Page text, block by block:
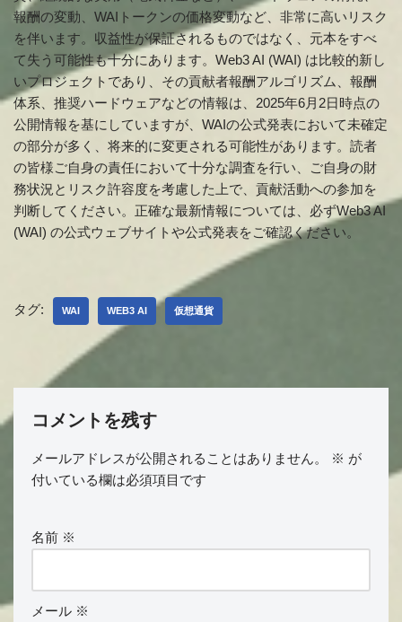
報酬の変動、WAIトークンの価格変動など、非常に高いリスク
を伴います。収益性が保証されるものではなく、元本をすべ
て失う可能性も十分にあります。Web3 AI (WAI) は比較的新し
いプロジェクトであり、その貢献者報酬アルゴリズム、報酬
体系、推奨ハードウェアなどの情報は、2025年6月2日時点の
公開情報を基にしていますが、WAIの公式発表において未確定
の部分が多く、将来的に変更される可能性があります。読者
の皆様ご自身の責任において十分な調査を行い、ご自身の財
務状況とリスク許容度を考慮した上で、貢献活動への参加を
判断してください。正確な最新情報については、必ずWeb3 AI
(WAI) の公式ウェブサイトや公式発表をご確認ください。
タグ: WAI WEB3 AI 仮想通貨
コメントを残す
メールアドレスが公開されることはありません。 ※ が
付いている欄は必須項目です
名前 ※
メール ※